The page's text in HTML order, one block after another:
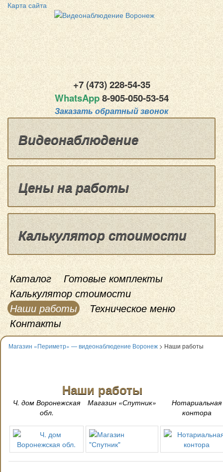
Карта сайта
+7 (473) 228-54-35
WhatsApp8-905-050-53-54
Заказать обратный звонок
Видеонаблюдение
Цены на работы
Калькулятор стоимости
Каталог
Готовые комплекты
Калькулятор стоимости
Наши работы
Техническое меню
Контакты
Магазин «Периметр» — видеонаблюдение Воронеж > Наши работы
Наши работы
Ч. дом Воронежская
обл.
Магазин «Спутник»
Нотариальная
контора